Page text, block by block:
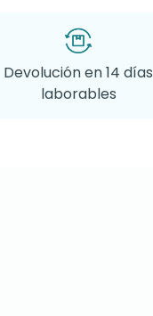
Devolución en 14 días
laborables